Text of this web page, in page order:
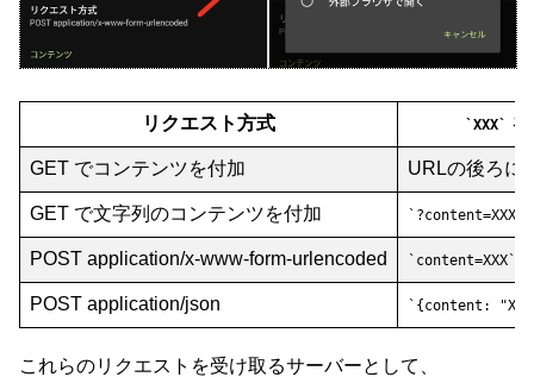
リクエスト方式 XXX
GET でコンテンツを付加 URLの後ろに
GET で文字列のコンテンツを付加 ?content=XXX
POST application/x-www-form-urlencoded content=XXX
POST application/json {content:
これらのリクエストを受け取るサーバーとして、